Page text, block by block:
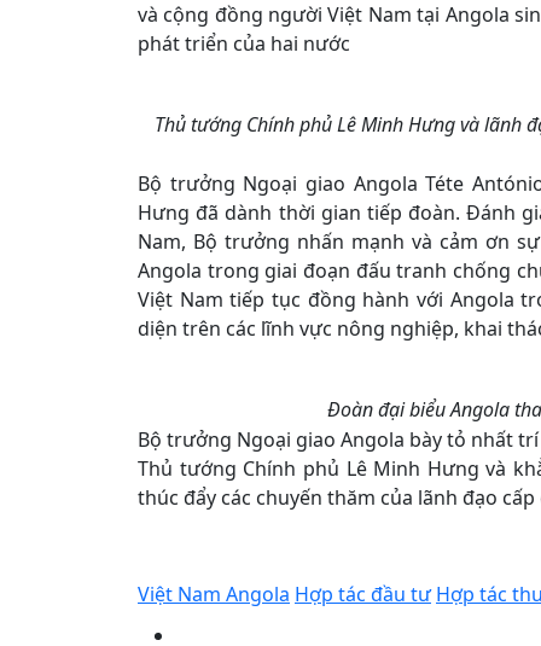
và cộng đồng người Việt Nam tại Angola
phát triển của hai nước
Thủ tướng Chính phủ Lê Minh Hưng và lãnh
Bộ trưởng Ngoại giao Angola Téte
Hưng đã dành thời gian tiếp đoàn. Đánh
Nam, Bộ trưởng nhấn mạnh và cảm ơn
Angola trong giai đoạn đấu tranh chống
Việt Nam tiếp tục đồng hành với Angola
diện trên các lĩnh vực nông nghiệp, khai
Đoàn đại biểu Angola
Bộ trưởng Ngoại giao Angola bày tỏ nhất
Thủ tướng Chính phủ Lê Minh Hưng và
thúc đẩy các chuyến thăm của lãnh đạo
Việt Nam Angola Hợp tác đầu tư Hợp tác